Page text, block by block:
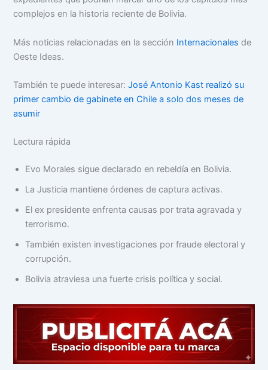
complejos en la historia reciente de Bolivia.
Más noticias relacionadas en la sección Internacionales de
Oeste Ideas.
También te puede interesar:José Antonio Kast realizó su
primer cambio de gabinete en Chile a solo dos meses de
asumir
Lectura rápida
Evo Morales sigue declarado en rebeldía en Bolivia.
La Justicia mantiene órdenes de captura activas.
El ex presidente enfrenta causas por trata agravada y
terrorismo.
También existen investigaciones por fraude electoral y
corrupción.
Bolivia atraviesa una fuerte crisis política y social.